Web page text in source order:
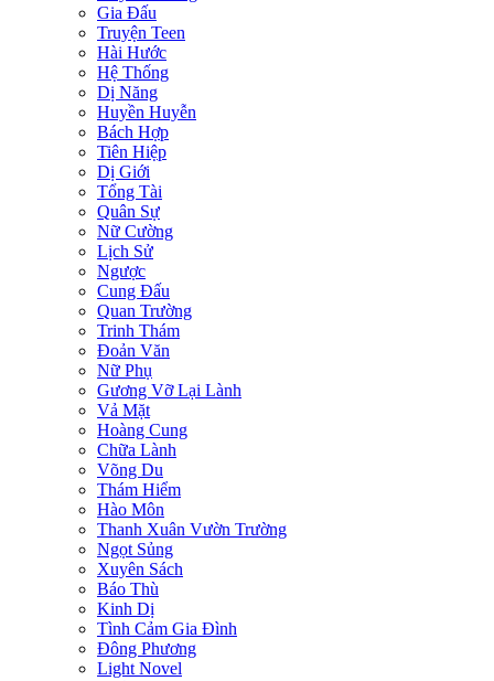
Gia Đấu
Truyện Teen
Hài Hước
Hệ Thống
Dị Năng
Huyền Huyễn
Bách Hợp
Tiên Hiệp
Dị Giới
Tổng Tài
Quân Sự
Nữ Cường
Lịch Sử
Ngược
Cung Đấu
Quan Trường
Trinh Thám
Đoản Văn
Nữ Phụ
Gương Vỡ Lại Lành
Vả Mặt
Hoàng Cung
Chữa Lành
Võng Du
Thám Hiểm
Hào Môn
Thanh Xuân Vườn Trường
Ngọt Sủng
Xuyên Sách
Báo Thù
Kinh Dị
Tình Cảm Gia Đình
Đông Phương
Light Novel